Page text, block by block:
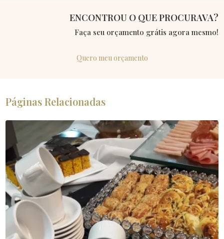
ENCONTROU O QUE PROCURAVA?
Faça seu orçamento grátis agora mesmo!
Quero meu orçamento
Páginas Relacionadas